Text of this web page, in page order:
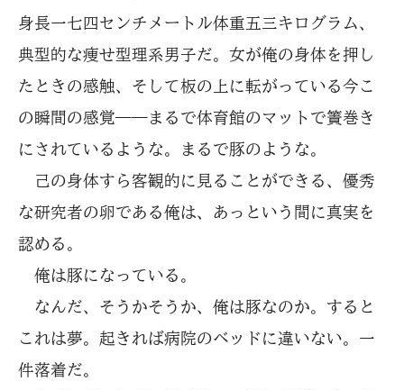
身長一七四センチメートル体重五三キログラム、
典型的な痩せ型理系男子だ。女が俺の身体を押し
たときの感触、そして板の上に転がっている今こ
の瞬間の感覚――まるで体育館のマットで簀巻き
にされているような。まるで豚のような。
己の身体すら客観的に見ることができる、優秀
な研究者の卵である俺は、あっという間に真実を
認める。
俺は豚になっている。
なんだ、そうかそうか、俺は豚なのか。すると
これは夢。起きれば病院のベッドに違いない。一
件落着だ。